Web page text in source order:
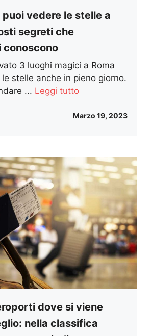
vedere le stelle a
segreti che
conoscono
3 luoghi magici a Roma
stelle anche in pieno giorno.
... Leggi tutto
Marzo 19, 2023
dove si viene
nella classifica